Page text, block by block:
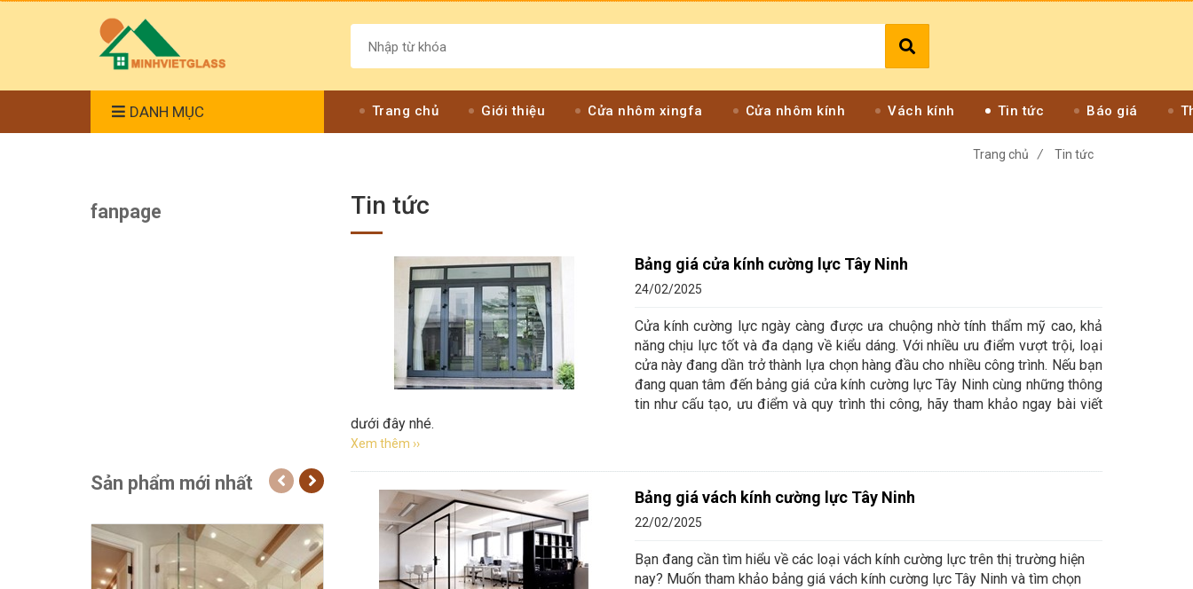
DANH MỤC Trang chủ Giới thiệu Cửa nhôm xingfa Cửa nhôm kính Vách kính Tin tức Báo giá
Trang chủ / Tin tức
Tin tức
Bảng giá cửa kính cường lực Tây Ninh
24/02/2025
Cửa kính cường lực ngày càng được ưa chuộng nhờ tính thẩm mỹ cao, khả
năng chịu lực tốt và đa dạng về kiểu dáng. Với nhiều ưu điểm vượt trội, loại
cửa này đang dần trở thành lựa chọn hàng đầu cho nhiều công trình. Nếu bạn
đang quan tâm đến bảng giá cửa kính cường lực Tây Ninh cùng những thông
tin như cấu tạo, ưu điểm và quy trình thi công, hãy tham khảo ngay bài viết
dưới đây nhé.
Xem thêm ››
Bảng giá vách kính cường lực Tây Ninh
22/02/2025
Bạn đang cần tìm hiểu về các loại vách kính cường lực trên thị trường hiện
nay? Muốn tham khảo bảng giá vách kính cường lực Tây Ninh và tìm chọn
fanpage
Sản phẩm mới nhất